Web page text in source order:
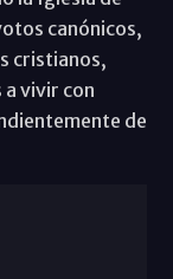
canónicos,
cristianos,
a vivir con
de